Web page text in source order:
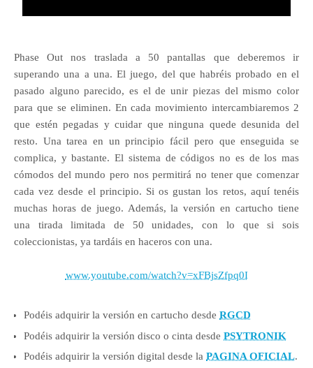
Phase Out nos traslada a 50 pantallas que deberemos ir
superando una a una. El juego, del que habréis probado en el
pasado alguno parecido, es el de unir piezas del mismo color
para que se eliminen. En cada movimiento intercambiaremos 2
que estén pegadas y cuidar que ninguna quede desunida del
resto. Una tarea en un principio fácil pero que enseguida se
complica, y bastante. El sistema de códigos no es de los mas
cómodos del mundo pero nos permitirá no tener que comenzar
cada vez desde el principio. Si os gustan los retos, aquí tenéis
muchas horas de juego. Además, la versión en cartucho tiene
una tirada limitada de 50 unidades, con lo que si sois
coleccionistas, ya tardáis en haceros con una.
www.youtube.com/watch?v=xFBjsZfpq0I
Podéis adquirir la versión en cartucho desde RGCD
Podéis adquirir la versión disco o cinta desde PSYTRONIK
Podéis adquirir la versión digital desde la PAGINA OFICIAL.